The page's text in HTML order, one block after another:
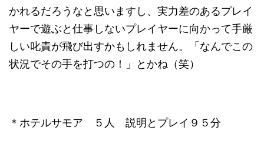
かれるだろうなと思いますし、実力差のあるプレイ
ヤーで遊ぶと仕事しないプレイヤーに向かって手厳
しい叱責が飛び出すかもしれません。「なんでこの
状況でその手を打つの！」とかね（笑）
＊ホテルサモア ５人 説明とプレイ９５分